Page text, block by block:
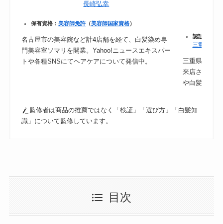
長崎弘幸
保有資格：美容師免許 （美容師国家資格）
名古屋市の美容院など計4店舗を経て、白髪染め専
門美容室ソマリを開業。Yahoo!ニュースエキスパー
トや各種SNSにてヘアケアについて発信中。
認証：
三重県｜食
三重県津市
来店される
や白髪ケア
監修者は商品の推薦ではなく「検証」「選び方」「白髪知
識」について監修しています。
目次